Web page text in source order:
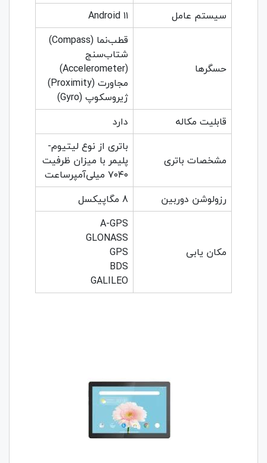
سیستم عامل
Android ۱۱
حسگرها
قطب‌نما (Compass)
شتاب‌سنج
(Accelerometer)
مجاورت (Proximity)
ژیروسکوپ (Gyro)
قابلیت مکاله
دارد
مشخصات باتری
باتری از نوع لیتیوم-
پلیمر با میزان ظرفیت
۷۰۴۰ میلی‌آمپر‌ساعت
رزولوشن دوربین
8 مگاپیکسل
مکان یابی
A-GPS
GLONASS
GPS
BDS
GALILEO